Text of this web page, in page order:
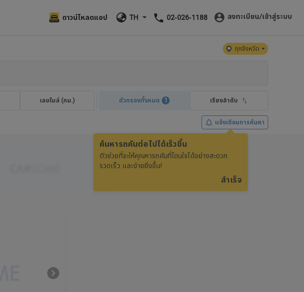
02-026-1188
TH
ดาวน์โหลดแอป ลงทะเบียน/เข้าสู่ระบบ
ทุกจังหวัด
เลขไมล์ (กม.​) ตัวกรองทั้งหมด 1 เรียงลำดับ
แจ้งเตือนการค้นหา
ค้นหารถคันต่อไปได้เร็วขึ้น
ตัวช่วยที่จะให้คุณหารถคันที่โดนใจได้อย่างสะดวก
รวดเร็ว และง่ายยิ่งขึ้น!
สำเร็จ